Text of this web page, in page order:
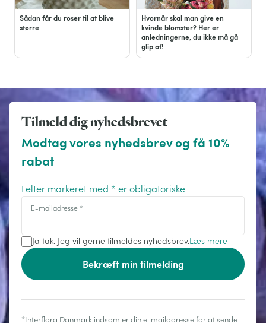
Sådan får du roser til at blive
større
Hvornår skal man give en
kvinde blomster? Her er
anledningerne, du ikke må gå
glip af!
Tilmeld dig nyhedsbrevet
Modtag vores nyhedsbrev og få 10%
rabat
Felter markeret med * er obligatoriske
E-mailadresse *
Ja tak. Jeg vil gerne tilmeldes nyhedsbrev.Læs mere
Bekræft min tilmelding
*Interflora Danmark indsamler din e-mailadresse for at sende